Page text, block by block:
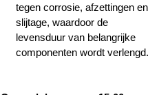
tegen corrosie, afzettingen en
slijtage, waardoor de
levensduur van belangrijke
componenten wordt verlengd.